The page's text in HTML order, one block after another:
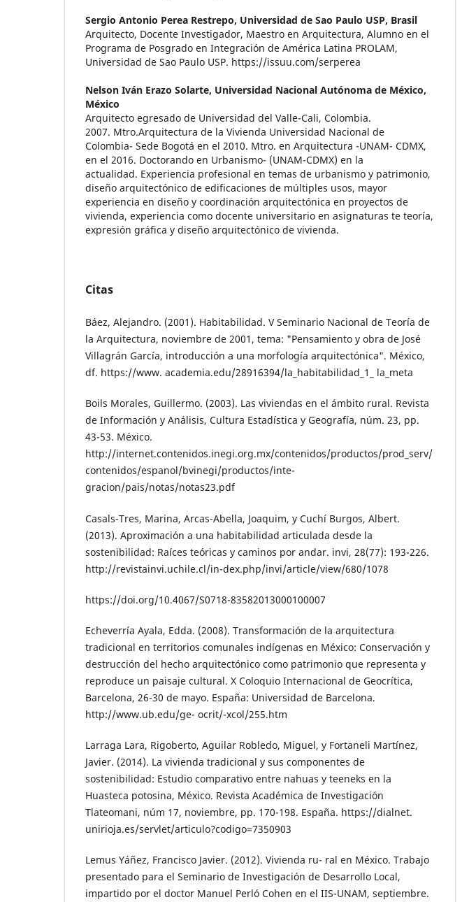
Sergio Antonio Perea Restrepo, Universidad de Sao Paulo USP, Brasil
Arquitecto, Docente Investigador, Maestro en Arquitectura, Alumno en el
Programa de Posgrado en Integración de América Latina PROLAM,
Universidad de Sao Paulo USP. https://issuu.com/serperea
Nelson Iván Erazo Solarte, Universidad Nacional Autónoma de México,
México
Arquitecto egresado de Universidad del Valle-Cali, Colombia.
2007. Mtro.Arquitectura de la Vivienda Universidad Nacional de
Colombia- Sede Bogotá en el 2010. Mtro. en Arquitectura -UNAM- CDMX,
en el 2016. Doctorando en Urbanismo- (UNAM-CDMX) en la
actualidad. Experiencia profesional en temas de urbanismo y patrimonio,
diseño arquitectónico de edificaciones de múltiples usos, mayor
experiencia en diseño y coordinación arquitectónica en proyectos de
vivienda, experiencia como docente universitario en asignaturas te teoría,
expresión gráfica y diseño arquitectónico de vivienda.
Citas
Báez, Alejandro. (2001). Habitabilidad. V Seminario Nacional de Teoría de
la Arquitectura, noviembre de 2001, tema: "Pensamiento y obra de José
Villagrán García, introducción a una morfología arquitectónica". México,
df. https://www. academia.edu/28916394/la_habitabilidad_1_ la_meta
Boils Morales, Guillermo. (2003). Las viviendas en el ámbito rural. Revista
de Información y Análisis, Cultura Estadística y Geografía, núm. 23, pp.
43-53. México.
http://internet.contenidos.inegi.org.mx/contenidos/productos/prod_serv/
contenidos/espanol/bvinegi/productos/inte-
gracion/pais/notas/notas23.pdf
Casals-Tres, Marina, Arcas-Abella, Joaquim, y Cuchí Burgos, Albert.
(2013). Aproximación a una habitabilidad articulada desde la
sostenibilidad: Raíces teóricas y caminos por andar. invi, 28(77): 193-226.
http://revistainvi.uchile.cl/in-dex.php/invi/article/view/680/1078
https://doi.org/10.4067/S0718-83582013000100007
Echeverría Ayala, Edda. (2008). Transformación de la arquitectura
tradicional en territorios comunales indígenas en México: Conservación y
destrucción del hecho arquitectónico como patrimonio que representa y
reproduce un paisaje cultural. X Coloquio Internacional de Geocrítica,
Barcelona, 26-30 de mayo. España: Universidad de Barcelona.
http://www.ub.edu/ge- ocrit/-xcol/255.htm
Larraga Lara, Rigoberto, Aguilar Robledo, Miguel, y Fortaneli Martínez,
Javier. (2014). La vivienda tradicional y sus componentes de
sostenibilidad: Estudio comparativo entre nahuas y teeneks en la
Huasteca potosina, México. Revista Académica de Investigación
Tlateomani, núm 17, noviembre, pp. 170-198. España. https://dialnet.
unirioja.es/servlet/articulo?codigo=7350903
Lemus Yáñez, Francisco Javier. (2012). Vivienda ru- ral en México. Trabajo
presentado para el Seminario de Investigación de Desarrollo Local,
impartido por el doctor Manuel Perló Cohen en el IIS-UNAM, septiembre.